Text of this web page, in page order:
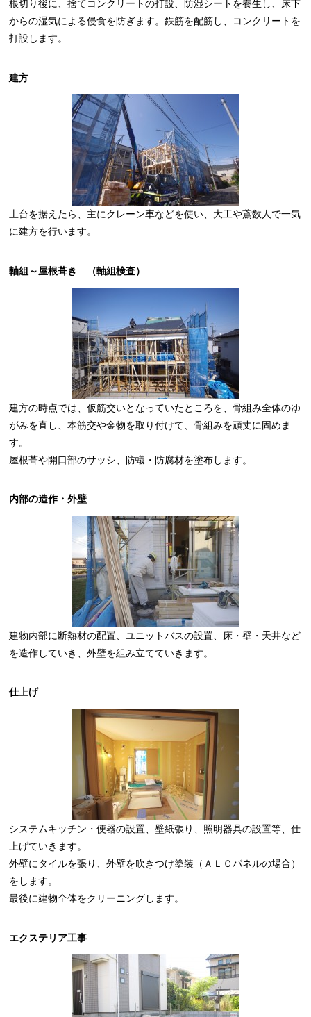
根切り後に、捨てコンクリートの打設、防湿シートを養生し、床下
からの湿気による侵食を防ぎます。鉄筋を配筋し、コンクリートを
打設します。
建方
土台を据えたら、主にクレーン車などを使い、大工や鳶数人で一気
に建方を行います。
軸組～屋根葺き （軸組検査）
建方の時点では、仮筋交いとなっていたところを、骨組み全体のゆ
がみを直し、本筋交や金物を取り付けて、骨組みを頑丈に固めま
す。
屋根葺や開口部のサッシ、防蟻・防腐材を塗布します。
内部の造作・外壁
建物内部に断熱材の配置、ユニットバスの設置、床・壁・天井など
を造作していき、外壁を組み立てていきます。
仕上げ
システムキッチン・便器の設置、壁紙張り、照明器具の設置等、仕
上げていきます。
外壁にタイルを張り、外壁を吹きつけ塗装（ＡＬＣパネルの場合）
をします。
最後に建物全体をクリーニングします。
エクステリア工事